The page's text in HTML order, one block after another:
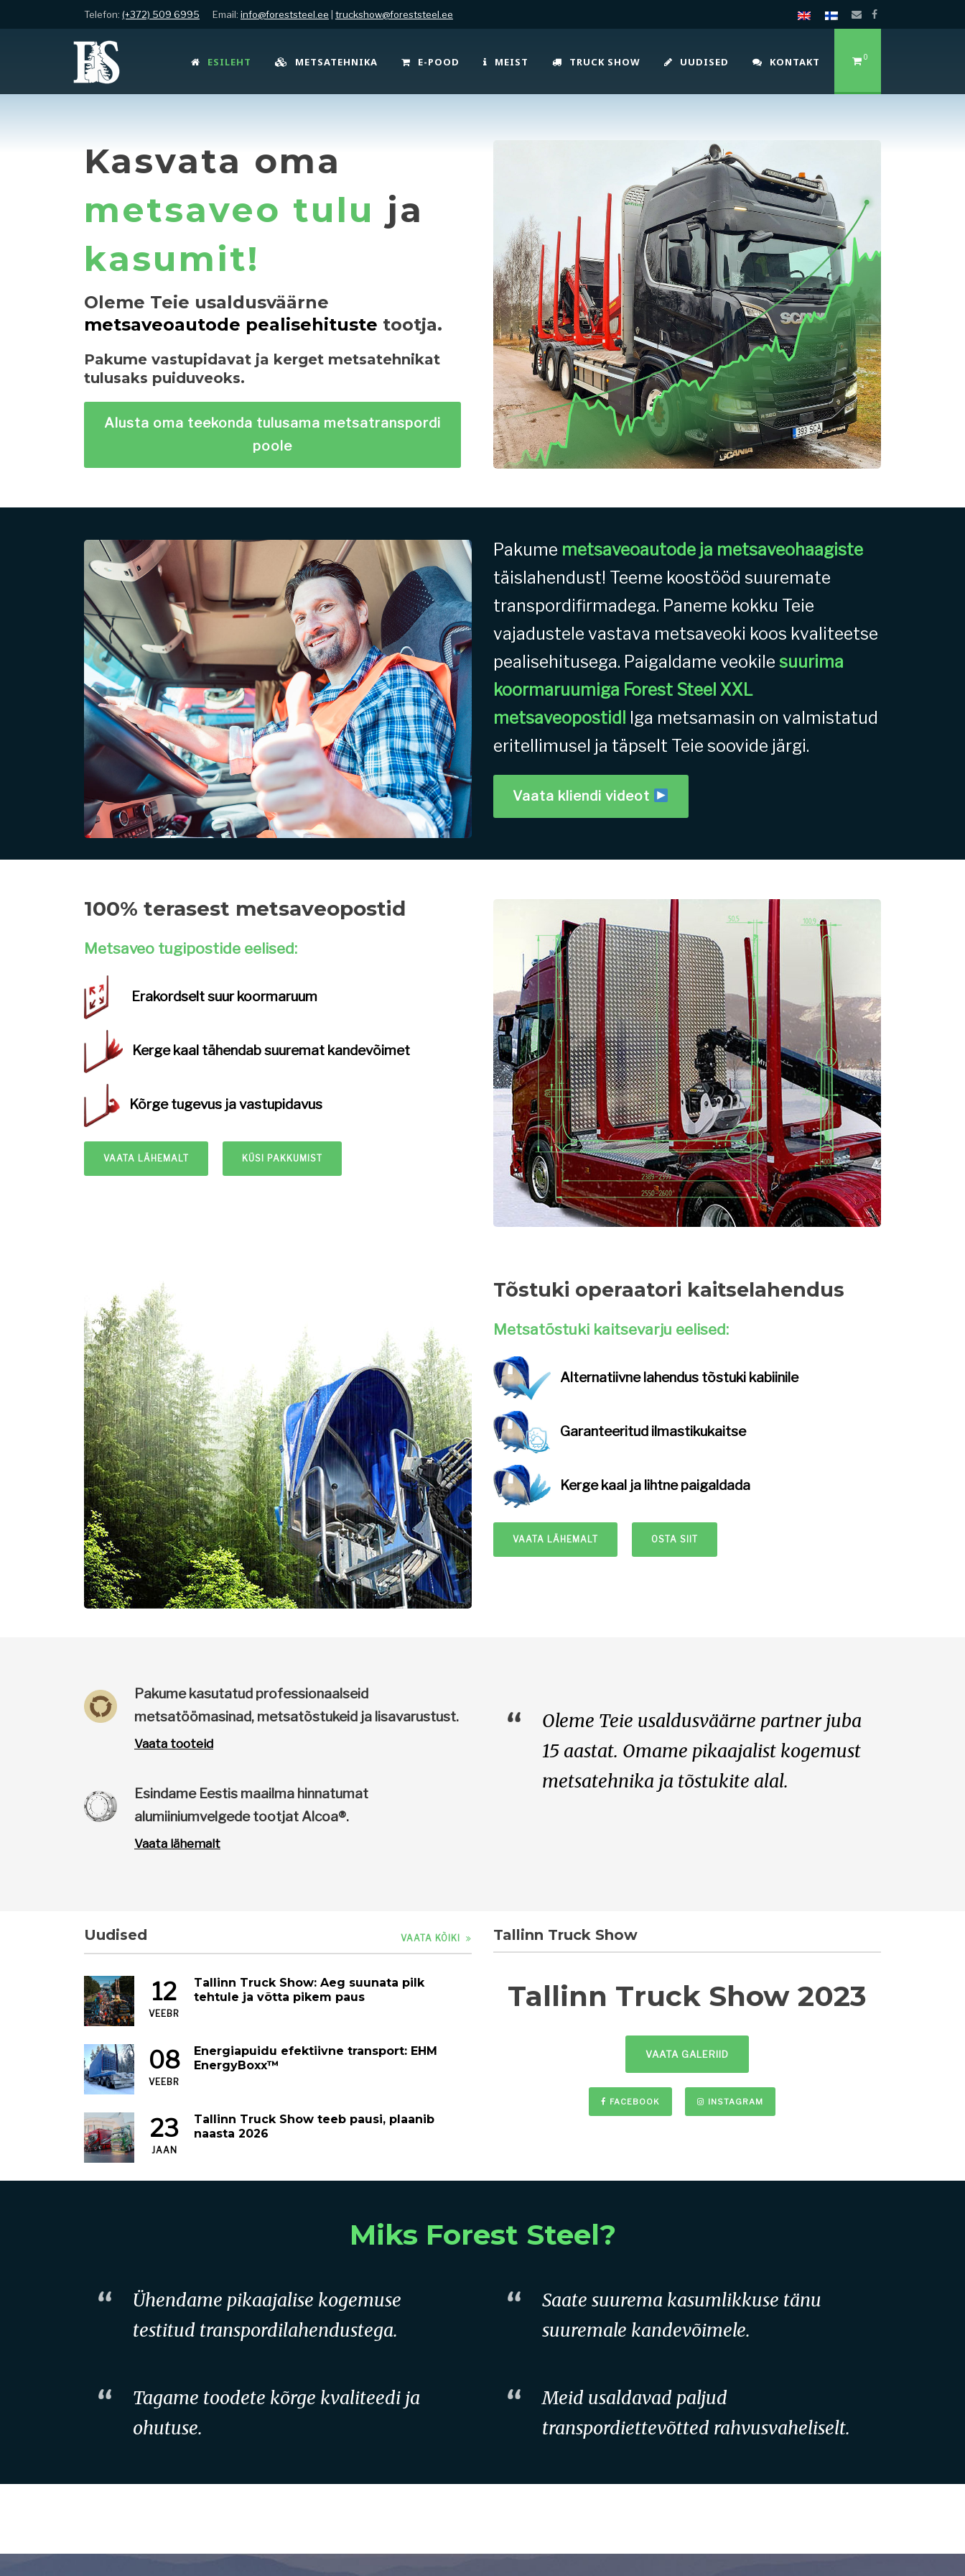
Telefon: (+372) 509 6995 Email: info@foreststeel.ee truckshow@foreststeel.ee
ESILEHT METSATEHNIKA E-POOD MEIST TRUCK SHOW UUDISED KONTAKT 0
Kasvata oma
metsaveo tulu ja
kasumit!
Oleme Teie usaldusväärne
metsaveoautode pealisehituste tootja.
Pakume vastupidavat ja kerget metsatehnikat
tulusaks puiduveoks.
Alusta oma teekonda tulusama metsatranspordi
poole
Pakume metsaveoautode ja metsaveohaagiste
täislahendust! Teeme koostööd suuremate
transpordifirmadega. Paneme kokku Teie
vajadustele vastava metsaveoki koos kvaliteetse
pealisehitusega. Paigaldame veokile suurima
koormaruumiga Forest Steel XXL
metsaveopostid! Iga metsamasin on valmistatud
eritellimusel ja täpselt Teie soovide järgi.
Vaata kliendi videot
100% terasest metsaveopostid
Metsaveo tugipostide eelised:
Erakordseltsuur koormaruum
Kerge kaal tähendab suuremat kandevõimet
Kõrge tugevus javastupidavus
VAATA LÄHEMALT KÜSI PAKKUMIST
Tõstuki operaatori kaitselahendus
Metsatõstuki kaitsevarju eelised:
Alternatiivne lahendus tõstuki kabiinile
Garanteeritud ilmastikukaitse
Kerge kaal ja lihtne paigaldada
VAATA LÄHEMALT OSTA SIIT
Pakume kasutatud professionaalseid
metsatöömasinad, metsatõstukeid ja lisavarustust.
Vaata tooteid
Esindame Eestis maailma hinnatumat
alumiiniumvelgede tootjat Alcoa®.
Vaata lähemalt
Oleme Teie usaldusväärne partner juba
15 aastat. Omame pikaajalist kogemust
metsatehnika ja tõstukite alal.
Uudised VAATA KÕIKI
12
VEEBR
Tallinn Truck Show: Aeg suunata pilk
tehtule ja võtta pikem paus
08
VEEBR
Energiapuidu efektiivne transport: EHM
EnergyBoxx™
23
JAAN
Tallinn Truck Show teeb pausi, plaanib
naasta 2026
Tallinn Truck Show
Tallinn Truck Show 2023
VAATA GALERIID
FACEBOOK INSTAGRAM
Miks Forest Steel?
Ühendame pikaajalise kogemuse
testitud transpordilahendustega.
Saate suurema kasumlikkuse tänu
suuremale kandevõimele.
Tagame toodete kõrge kvaliteedi ja
ohutuse.
Meid usaldavad paljud
transpordiettevõtted rahvusvaheliselt.